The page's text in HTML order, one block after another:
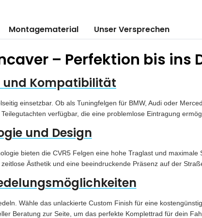
Montagematerial Unser Versprechen
– Perfektion bis ins
und Kompatibilität
einsetzbar. Ob als Tuningfelgen für BMW, Audi oder
verfügbar, die eine problemlose Eintragung
und Design
bieten die CVR5 Felgen eine hohe Traglast und maximale
Ästhetik und eine beeindruckende Präsenz auf der
Wähle das unlackierte Custom Finish für eine
Beratung zur Seite, um das perfekte Komplettrad für dein